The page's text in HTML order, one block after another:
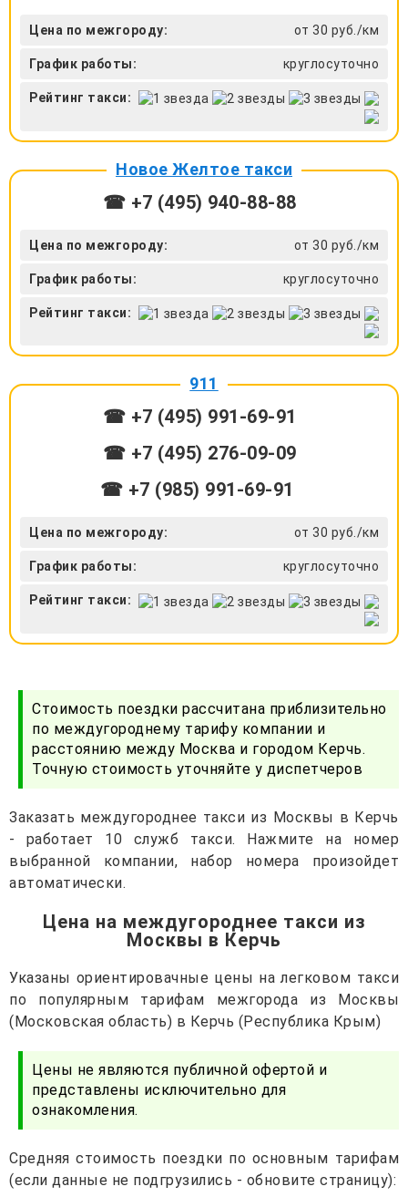
Цена по межгороду: от 30 руб./км
График работы: круглосуточно
Рейтинг такси:
Новое Желтое такси
☎ +7 (495) 940-88-88
Цена по межгороду: от 30 руб./км
График работы: круглосуточно
Рейтинг такси:
911
☎ +7 (495) 991-69-91
☎ +7 (495) 276-09-09
☎ +7 (985) 991-69-91
Цена по межгороду: от 30 руб./км
График работы: круглосуточно
Рейтинг такси:
Стоимость поездки рассчитана приблизительно
по междугороднему тарифу компании и
расстоянию между Москва и городом Керчь.
Точную стоимость уточняйте у диспетчеров
Заказать междугороднее такси из Москвы в Керчь
- работает 10 служб такси. Нажмите на номер
выбранной компании, набор номера произойдет
автоматически.
Цена на междугороднее такси из
Москвы в Керчь
Указаны ориентировачные цены на легковом такси
по популярным тарифам межгорода из Москвы
(Московская область) в Керчь (Республика Крым)
Цены не являются публичной офертой и
представлены исключительно для
ознакомления.
Средняя стоимость поездки по основным тарифам
(если данные не подгрузились - обновите страницу):